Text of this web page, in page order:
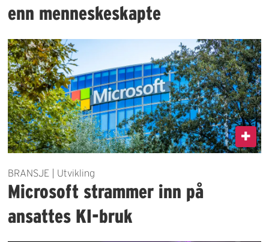
enn menneskeskapte
BRANSJE | Utvikling
Microsoft strammer inn på
ansattes KI-bruk